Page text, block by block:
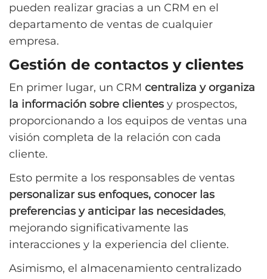
pueden realizar gracias a un CRM en el
departamento de ventas de cualquier
empresa.
Gestión de contactos y clientes
En primer lugar, un CRM centraliza y organiza
la información sobre clientes y prospectos,
proporcionando a los equipos de ventas una
visión completa de la relación con cada
cliente.
Esto permite a los responsables de ventas
personalizar sus enfoques, conocer las
preferencias y anticipar las necesidades,
mejorando significativamente las
interacciones y la experiencia del cliente.
Asimismo, el almacenamiento centralizado